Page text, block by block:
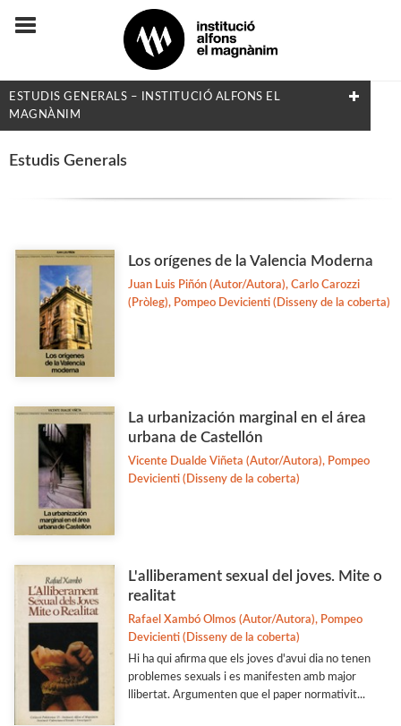
ESTUDIS GENERALS – INSTITUCIÓ ALFONS EL
MAGNÀNIM
FILTRAT PER:
MATÈRIES
Arqueologia
Arts i Disseny
Biografies
Dret i Economia
Estudis Generals
Estudis Literaris
Etnologia
Filologia
Filosofia
Veure-les totes... (33)
COL·LECCIONS
Adés & Ara
Antologies
Estudis Generals
Los orígenes de la Valencia Moderna
Juan Luis Piñón (Autor/Autora), Carlo Carozzi
(Pròleg), Pompeo Devicienti (Disseny de la coberta)
La urbanización marginal en el área
urbana de Castellón
Vicente Dualde Viñeta (Autor/Autora), Pompeo
Devicienti (Disseny de la coberta)
L'alliberament sexual del joves. Mite o
realitat
Rafael Xambó Olmos (Autor/Autora), Pompeo
Devicienti (Disseny de la coberta)
Hi ha qui afirma que els joves d'avui dia no tenen
problemes sexuals i es manifesten amb major
llibertat. Argumenten que el paper normativit...